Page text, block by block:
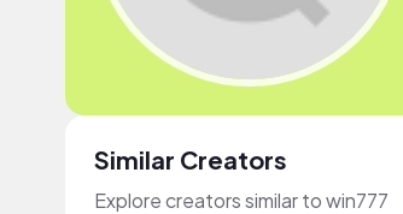
Similar Creators
Explore creators similar to win777